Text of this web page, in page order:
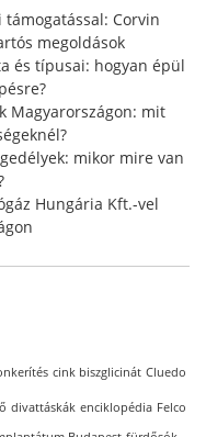
támogatással: Corvin
megoldások
és típusai: hogyan épül
Magyarországon: mit
mikor mire van
Hungária Kft.-vel
cink biszglicinát Cluedo
divattáskák enciklopédia Felco